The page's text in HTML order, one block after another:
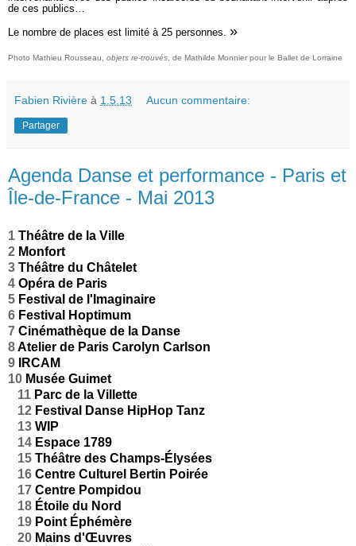
de ces publics…
Le nombre de places est limité à 25 personnes. »
Photo Mathieu Rousseau, objets re-trouvés, de Mathilde Monnier pour le Ballet de Lorraine
Fabien Rivière à 1.5.13 Aucun commentaire:
Partager
Agenda Danse et performance - Paris et
Île-de-France - Mai 2013
1 Théâtre de la Ville
2 Monfort
3 Théâtre du Châtelet
4 Opéra de Paris
5 Festival de l'Imaginaire
6 Festival Hoptimum
7 Cinémathèque de la Danse
8Atelier de Paris Carolyn Carlson
9 IRCAM
10 Musée Guimet
11 Parc de la Villette
12 Festival Danse HipHop Tanz
13 WIP
14 Espace 1789
15 Théâtre des Champs-Élysées
16 Centre Culturel Bertin Poirée
17 Centre Pompidou
18 Étoile du Nord
19 Point Éphémère
20 Mains d'Œuvres